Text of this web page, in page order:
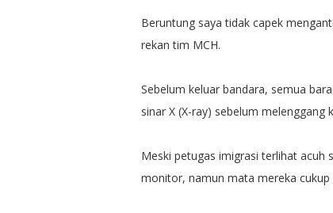
Beruntung saya tidak capek
rekan tim MCH.
Sebelum keluar bandara, semua
sinar X (X-ray) sebelum
Meski petugas imigrasi terlihat acuh
monitor, namun mata mereka